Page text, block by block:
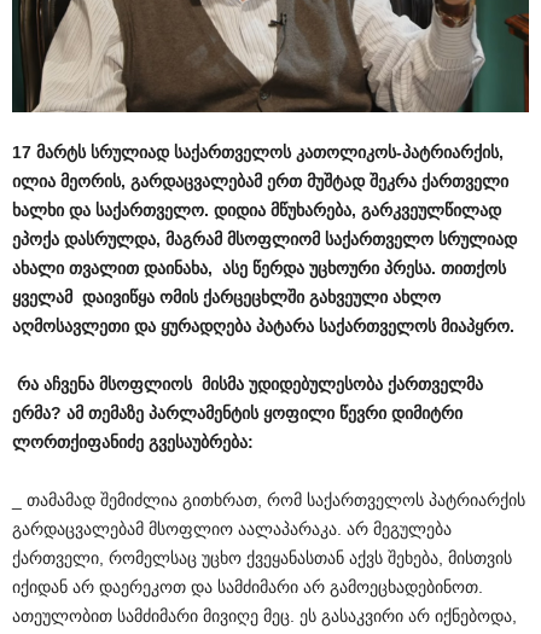
17 მარტს სრულიად საქართველოს კათოლიკოს-პატრიარქის,
ილია მეორის, გარდაცვალებამ ერთ მუშტად შეკრა ქართველი
ხალხი და საქართველო. დიდია მწუხარება, გარკვეულწილად
ეპოქა დასრულდა, მაგრამ მსოფლიომ საქართველო სრულიად
ახალი თვალით დაინახა, ასე წერდა უცხოური პრესა. თითქოს
ყველამ დაივიწყა ომის ქარცეცხლში გახვეული ახლო
აღმოსავლეთი და ყურადღება პატარა საქართველოს მიაპყრო.
რა აჩვენა მსოფლიოს მისმა უდიდებულესობა ქართველმა
ერმა? ამ თემაზე პარლამენტის ყოფილი წევრი დიმიტრი
ლორთქიფანიძე გვესაუბრება:
_ თამამად შემიძლია გითხრათ, რომ საქართველოს პატრიარქის
გარდაცვალებამ მსოფლიო აალაპარაკა. არ მეგულება
ქართველი, რომელსაც უცხო ქვეყანასთან აქვს შეხება, მისთვის
იქიდან არ დაერეკოთ და სამძიმარი არ გამოეცხადებინოთ.
ათეულობით სამძიმარი მივიღე მეც. ეს გასაკვირი არ იქნებოდა,